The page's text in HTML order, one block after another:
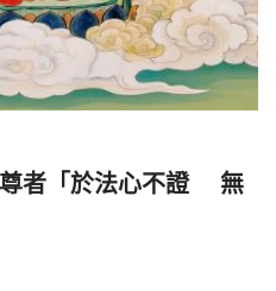
尊者「於法心不證 無